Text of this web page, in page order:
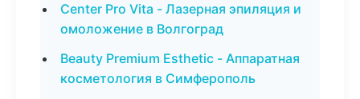
Center Pro Vita - Лазерная эпиляция и
омоложение в Волгоград
Beauty Premium Esthetic - Аппаратная
косметология в Симферополь